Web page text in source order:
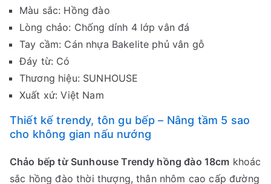
Màu sắc: Hồng đào
Lòng chảo: Chống dính 4 lớp vân đá
Tay cầm: Cán nhựa Bakelite phủ vân gỗ
Đáy từ: Có
Thương hiệu: SUNHOUSE
Xuất xứ: Việt Nam
Thiết kế trendy, tôn gu bếp – Nâng tầm 5 sao
cho không gian nấu nướng
Chảo bếp từ Sunhouse Trendy hồng đào 18cm khoác
sắc hồng đào thời thượng, thân nhôm cao cấp đường